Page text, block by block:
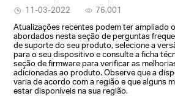
11-03-2022
76,001
Atualizações recentes podem ter ampliado
abordados nesta seção de perguntas
de suporte do seu produto, selecione a
para o seu dispositivo e consulte a ficha
seção de firmware para verificar as
adicionadas ao produto. Observe que a
varia de acordo com a região e que alguns
estar disponíveis na sua região.